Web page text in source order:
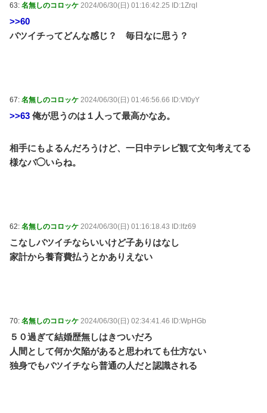
63: 名無しのコロッケ 2024/06/30(日) 01:16:42.25 ID:1ZrqI
>>60
バツイチってどんな感じ？ 毎日なに思う？
67: 名無しのコロッケ 2024/06/30(日) 01:46:56.66 ID:Vt0yY
>>63 俺が思うのは１人って最高かなあ。
相手にもよるんだろうけど、一日中テレビ観て文句考えてる
様なバ◯いらね。
62: 名無しのコロッケ 2024/06/30(日) 01:16:18.43 ID:lfz69
こなしバツイチならいいけど子ありはなし
家計から養育費払うとかありえない
70: 名無しのコロッケ 2024/06/30(日) 02:34:41.46 ID:WpHGb
５０過ぎて結婚歴無しはきついだろ
人間として何か欠陥があると思われても仕方ない
独身でもバツイチなら普通の人だと認識される